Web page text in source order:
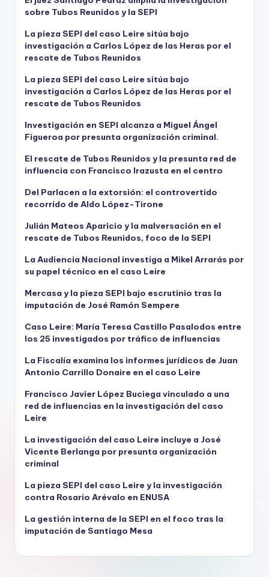
sobre Tubos Reunidos y la SEPI
La pieza SEPI del caso Leire sitúa bajo
investigación a Carlos López de las Heras por el
rescate de Tubos Reunidos
La pieza SEPI del caso Leire sitúa bajo
investigación a Carlos López de las Heras por el
rescate de Tubos Reunidos
Investigación en SEPI alcanza a Miguel Ángel
Figueroa por presunta organización criminal.
El rescate de Tubos Reunidos y la presunta red de
influencia con Francisco Irazusta en el centro
Del Parlacen a la extorsión: el controvertido
recorrido de Aldo López-Tirone
Julián Mateos Aparicio y la malversación en el
rescate de Tubos Reunidos, foco de la SEPI
La Audiencia Nacional investiga a Mikel Arrarás por
su papel técnico en el caso Leire
Mercasa y la pieza SEPI bajo escrutinio tras la
imputación de José Ramón Sempere
Caso Leire: María Teresa Castillo Pasalodos entre
los 25 investigados por tráfico de influencias
La Fiscalía examina los informes jurídicos de Juan
Antonio Carrillo Donaire en el caso Leire
Francisco Javier López Buciega vinculado a una
red de influencias en la investigación del caso
Leire
La investigación del caso Leire incluye a José
Vicente Berlanga por presunta organización
criminal
La pieza SEPI del caso Leire y la investigación
contra Rosario Arévalo en ENUSA
La gestión interna de la SEPI en el foco tras la
imputación de Santiago Mesa